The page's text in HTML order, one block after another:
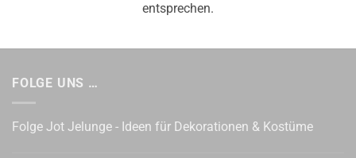
entsprechen.
FOLGE UNS …
Folge Jot Jelunge - Ideen für Dekorationen & Kostüme